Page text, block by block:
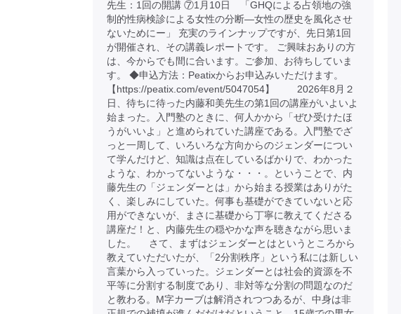
先生：1回の開講 ⑦1月10日 「GHQによる占領地の強
制的性病検診による女性の分断―女性の歴史を風化させ
ないためにー」 充実のラインナップですが、先日第1回
が開催され、その講義レポートです。 ご興味おありの方
は、今からでも間に合います。ご参加、お待ちしていま
す。 ◆申込方法：Peatixからお申込みいただけます。
【https://peatix.com/event/5047054】 2026年8月２
日、待ちに待った内藤和美先生の第1回の講座がいよいよ
始まった。入門塾のときに、何人かから「ぜひ受けたほ
うがいいよ」と進められていた講座である。入門塾でざ
っと一周して、いろいろな方向からのジェンダーについ
て学んだけど、知識は点在しているばかりで、わかった
ような、わかってないような・・・。ということで、内
藤先生の「ジェンダーとは」から始まる授業はありがた
く、楽しみにしていた。何事も基礎ができていないと応
用ができないが、まさに基礎から丁寧に教えてくださる
講座だ！と、内藤先生の穏やかな声を聴きながら思いま
した。 さて、まずはジェンダーとはというところから
教えていただいたが、「2分割秩序」という私には新しい
言葉から入っていった。ジェンダーとは社会的資源を不
平等に分割する制度であり、非対等な分割の問題なのだ
と教わる。M字カーブは解消されつつあるが、中身は非